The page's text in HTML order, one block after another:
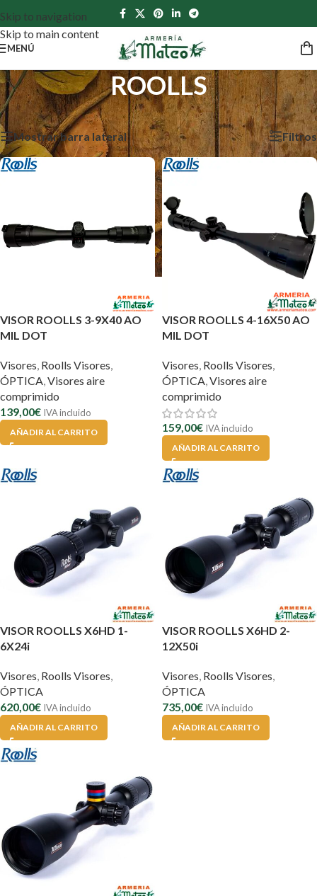
Skip to navigation
Skip to main content
MENÚ
ROOLLS
Inicio /ROOLLS
Mostrando los 5 resultados
Mostrar barra lateral
Filtros
VISOR ROOLLS 3-9X40 AO
MIL DOT
Visores, Roolls Visores,
ÓPTICA,Visores aire
comprimido
139,00€ IVA incluido
AÑADIR AL CARRITO
VISOR ROOLLS 4-16X50 AO
MIL DOT
Visores, Roolls Visores,
ÓPTICA,Visores aire
comprimido
159,00€ IVA incluido
AÑADIR AL CARRITO
VISOR ROOLLS X6HD 1-
6X24i
Visores, Roolls Visores,
ÓPTICA
620,00€ IVA incluido
AÑADIR AL CARRITO
VISOR ROOLLS X6HD 2-
12X50i
Visores, Roolls Visores,
ÓPTICA
735,00€ IVA incluido
AÑADIR AL CARRITO